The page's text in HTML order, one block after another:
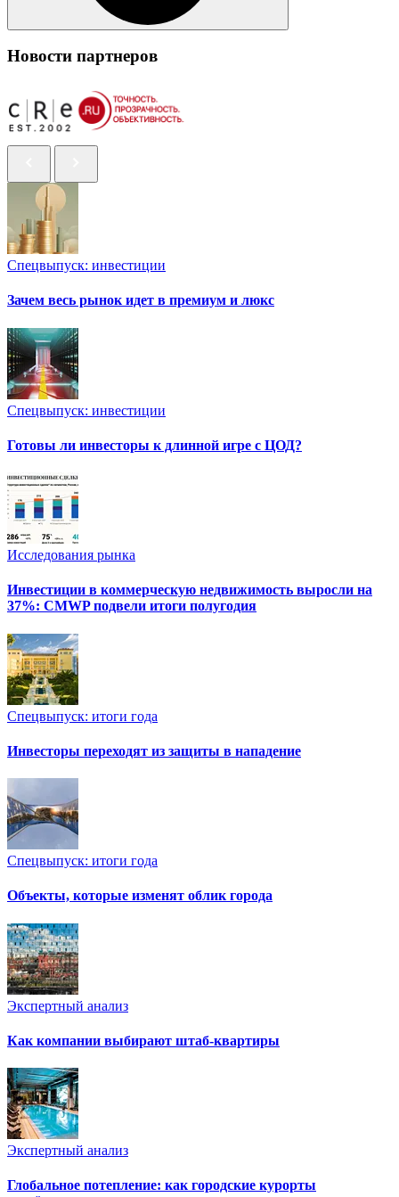
Новости партнеров
Спецвыпуск: инвестиции
Зачем весь рынок идет в премиум и люкс
Спецвыпуск: инвестиции
Готовы ли инвесторы к длинной игре с ЦОД?
Исследования рынка
Инвестиции в коммерческую недвижимость выросли на
37%: CMWP подвели итоги полугодия
Спецвыпуск: итоги года
Инвесторы переходят из защиты в нападение
Спецвыпуск: итоги года
Объекты, которые изменят облик города
Экспертный анализ
Как компании выбирают штаб-квартиры
Экспертный анализ
Глобальное потепление: как городские курорты